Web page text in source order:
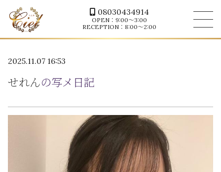
08030434914
OPEN：9:00～3:00
RECEPTION：8:00～2:00
2025.11.07 16:53
せれんの写メ日記